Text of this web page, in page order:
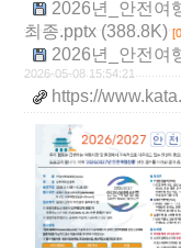
2026년_안전여
최종.pptx (388.8K)
2026년_안전여
2026-05-08 15:54:21
https://